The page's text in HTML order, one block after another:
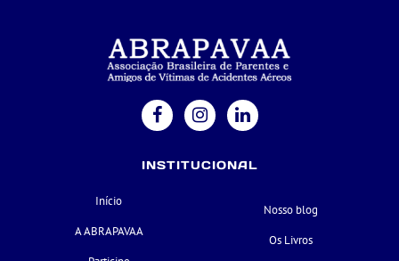
INSTITUCIONAL
Início
A ABRAPAVAA
Nosso blog
Os Livros